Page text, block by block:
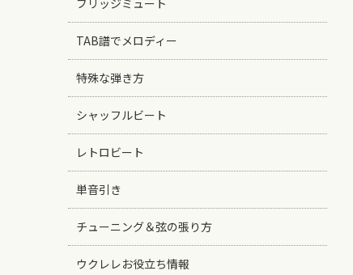
ブリッジミュート
TAB譜でメロディー
特殊な弾き方
シャッフルビート
レトロビート
単音引き
チューニング＆弦の張り方
ウクレレお役立ち情報